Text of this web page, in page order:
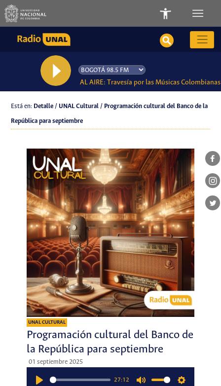
AL AIRE: Travesía por las Músicas Colombianas
Está en: Detalle / UNAL Cultural / Programación cultural del Banco de la
República para septiembre
UNAL CULTURAL
Programación cultural del Banco de
la República para septiembre
01 septiembre 2025
27:12